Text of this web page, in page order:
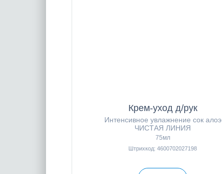
Крем-уход д/рук
Интенсивное увлажнение сок алоэ
ЧИСТАЯ ЛИНИЯ
75мл
Штрихкод: 4600702027198